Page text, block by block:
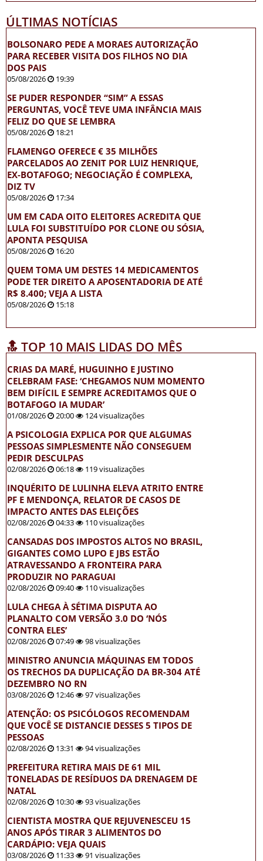
ÚLTIMAS NOTÍCIAS
BOLSONARO PEDE A MORAES AUTORIZAÇÃO
PARA RECEBER VISITA DOS FILHOS NO DIA
DOS PAIS
05/08/2026 19:39
SE PUDER RESPONDER “SIM” A ESSAS
PERGUNTAS, VOCÊ TEVE UMA INFÂNCIA MAIS
FELIZ DO QUE SE LEMBRA
05/08/2026 18:21
FLAMENGO OFERECE € 35 MILHÕES
PARCELADOS AO ZENIT POR LUIZ HENRIQUE,
EX-BOTAFOGO; NEGOCIAÇÃO É COMPLEXA,
DIZ TV
05/08/2026 17:34
UM EM CADA OITO ELEITORES ACREDITA QUE
LULA FOI SUBSTITUÍDO POR CLONE OU SÓSIA,
APONTA PESQUISA
05/08/2026 16:20
QUEM TOMA UM DESTES 14 MEDICAMENTOS
PODE TER DIREITO A APOSENTADORIA DE ATÉ
R$ 8.400; VEJA A LISTA
05/08/2026 15:18
🔝 TOP 10 MAIS LIDAS DO MÊS
CRIAS DA MARÉ, HUGUINHO E JUSTINO
CELEBRAM FASE: ‘CHEGAMOS NUM MOMENTO
BEM DIFÍCIL E SEMPRE ACREDITAMOS QUE O
BOTAFOGO IA MUDAR’
01/08/2026 20:00 124 visualizações
A PSICOLOGIA EXPLICA POR QUE ALGUMAS
PESSOAS SIMPLESMENTE NÃO CONSEGUEM
PEDIR DESCULPAS
02/08/2026 06:18 119 visualizações
INQUÉRITO DE LULINHA ELEVA ATRITO ENTRE
PF E MENDONÇA, RELATOR DE CASOS DE
IMPACTO ANTES DAS ELEIÇÕES
02/08/2026 04:33 110 visualizações
CANSADAS DOS IMPOSTOS ALTOS NO BRASIL,
GIGANTES COMO LUPO E JBS ESTÃO
ATRAVESSANDO A FRONTEIRA PARA
PRODUZIR NO PARAGUAI
02/08/2026 09:40 110 visualizações
LULA CHEGA À SÉTIMA DISPUTA AO
PLANALTO COM VERSÃO 3.0 DO ‘NÓS
CONTRA ELES’
02/08/2026 07:49 98 visualizações
MINISTRO ANUNCIA MÁQUINAS EM TODOS
OS TRECHOS DA DUPLICAÇÃO DA BR-304 ATÉ
DEZEMBRO NO RN
03/08/2026 12:46 97 visualizações
ATENÇÃO: OS PSICÓLOGOS RECOMENDAM
QUE VOCÊ SE DISTANCIE DESSES 5 TIPOS DE
PESSOAS
02/08/2026 13:31 94 visualizações
PREFEITURA RETIRA MAIS DE 61 MIL
TONELADAS DE RESÍDUOS DA DRENAGEM DE
NATAL
02/08/2026 10:30 93 visualizações
CIENTISTA MOSTRA QUE REJUVENESCEU 15
ANOS APÓS TIRAR 3 ALIMENTOS DO
CARDÁPIO: VEJA QUAIS
03/08/2026 11:33 91 visualizações